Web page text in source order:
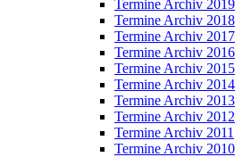
Termine Archiv 2019
Termine Archiv 2018
Termine Archiv 2017
Termine Archiv 2016
Termine Archiv 2015
Termine Archiv 2014
Termine Archiv 2013
Termine Archiv 2012
Termine Archiv 2011
Termine Archiv 2010